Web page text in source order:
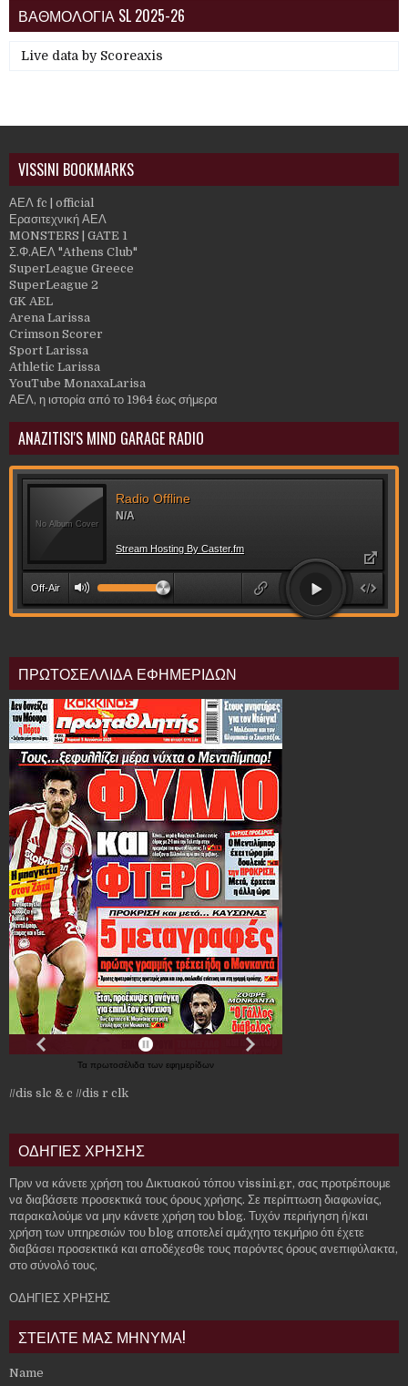
ΒΑΘΜΟΛΟΓΙΑ SL 2025-26
Live data by Scoreaxis
VISSINI BOOKMARKS
ΑΕΛ fc | official
Ερασιτεχνική ΑΕΛ
MONSTERS | GATE 1
Σ.Φ.ΑΕΛ "Athens Club"
SuperLeague Greece
SuperLeague 2
GK AEL
Arena Larissa
Crimson Scorer
Sport Larissa
Athletic Larissa
YouTube MonaxaLarisa
ΑΕΛ, η ιστορία από το 1964 έως σήμερα
ANAZITISI'S MIND GARAGE RADIO
ΠΡΩΤΟΣΕΛΛΙΔΑ ΕΦΗΜΕΡΙΔΩΝ
Τα πρωτοσέλιδα των εφημερίδων
//dis slc & c //dis r clk
ΟΔΗΓΙΕΣ ΧΡΗΣΗΣ
Πριν να κάνετε χρήση του Δικτυακού τόπου vissini.gr, σας προτρέπουμε
να διαβάσετε προσεκτικά τους όρους χρήσης. Σε περίπτωση διαφωνίας,
παρακαλούμε να μην κάνετε χρήση του blog. Τυχόν περιήγηση ή/και
χρήση των υπηρεσιών του blog αποτελεί αμάχητο τεκμήριο ότι έχετε
διαβάσει προσεκτικά και αποδέχεσθε τους παρόντες όρους ανεπιφύλακτα,
στο σύνολό τους.
ΟΔΗΓΙΕΣ ΧΡΗΣΗΣ
ΣΤΕΙΛΤΕ ΜΑΣ ΜΗΝΥΜΑ!
Name